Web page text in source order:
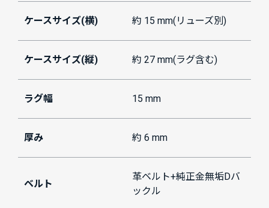
ケースサイズ(横) 約 15 mm(リューズ別)
ケースサイズ(縦) 約 27 mm(ラグ含む)
ラグ幅 15 mm
厚み 約 6 mm
ベルト
革ベルト+純正金無垢Dバ
ックル